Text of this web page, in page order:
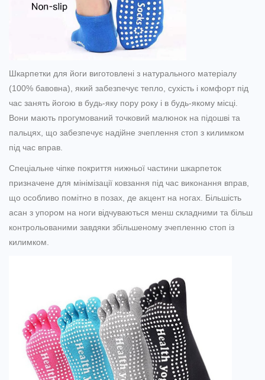
Шкарпетки для йоги виготовлені з натурального матеріалу
(100% бавовна), який забезпечує тепло, сухість і комфорт під
час занять йогою в будь-яку пору року і в будь-якому місці.
Вони мають прогумований точковий малюнок на підошві та
пальцях, що забезпечує надійне зчеплення стоп з килимком
під час вправ.
Спеціальне чіпке покриття нижньої частини шкарпеток
призначене для мінімізації ковзання під час виконання вправ,
що особливо помітно в позах, де акцент на ногах. Більшість
асан з упором на ноги відчуваються менш складними та більш
контрольованими завдяки збільшеному зчепленню стоп із
килимком.